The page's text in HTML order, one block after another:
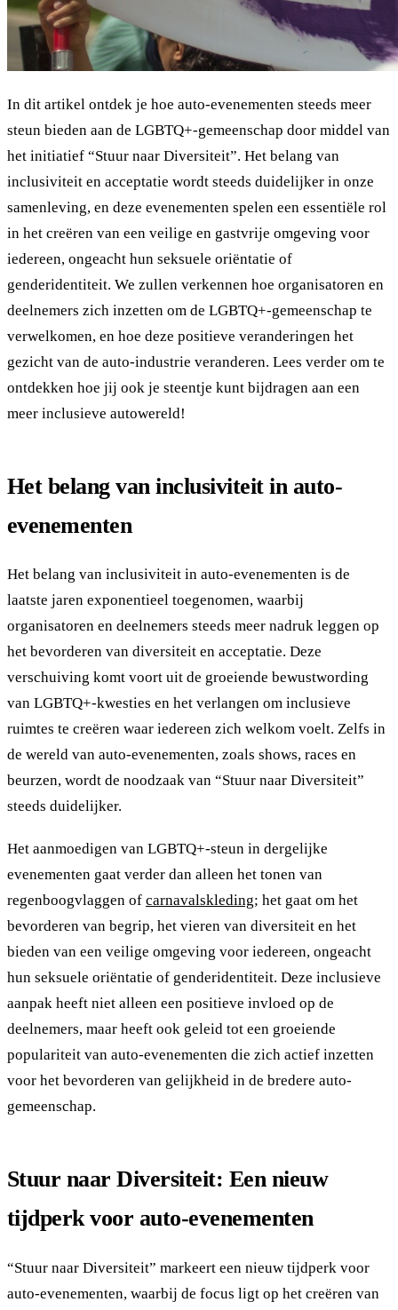
In dit artikel ontdek je hoe auto-evenementen steeds meer
steun bieden aan de LGBTQ+-gemeenschap door middel van
het initiatief “Stuur naar Diversiteit”. Het belang van
inclusiviteit en acceptatie wordt steeds duidelijker in onze
samenleving, en deze evenementen spelen een essentiële rol
in het creëren van een veilige en gastvrije omgeving voor
iedereen, ongeacht hun seksuele oriëntatie of
genderidentiteit. We zullen verkennen hoe organisatoren en
deelnemers zich inzetten om de LGBTQ+-gemeenschap te
verwelkomen, en hoe deze positieve veranderingen het
gezicht van de auto-industrie veranderen. Lees verder om te
ontdekken hoe jij ook je steentje kunt bijdragen aan een
meer inclusieve autowereld!
Het belang van inclusiviteit in auto-
evenementen
Het belang van inclusiviteit in auto-evenementen is de
laatste jaren exponentieel toegenomen, waarbij
organisatoren en deelnemers steeds meer nadruk leggen op
het bevorderen van diversiteit en acceptatie. Deze
verschuiving komt voort uit de groeiende bewustwording
van LGBTQ+-kwesties en het verlangen om inclusieve
ruimtes te creëren waar iedereen zich welkom voelt. Zelfs in
de wereld van auto-evenementen, zoals shows, races en
beurzen, wordt de noodzaak van “Stuur naar Diversiteit”
steeds duidelijker.
Het aanmoedigen van LGBTQ+-steun in dergelijke
evenementen gaat verder dan alleen het tonen van
regenboogvlaggen of carnavalskleding; het gaat om het
bevorderen van begrip, het vieren van diversiteit en het
bieden van een veilige omgeving voor iedereen, ongeacht
hun seksuele oriëntatie of genderidentiteit. Deze inclusieve
aanpak heeft niet alleen een positieve invloed op de
deelnemers, maar heeft ook geleid tot een groeiende
populariteit van auto-evenementen die zich actief inzetten
voor het bevorderen van gelijkheid in de bredere auto-
gemeenschap.
Stuur naar Diversiteit: Een nieuw
tijdperk voor auto-evenementen
“Stuur naar Diversiteit” markeert een nieuw tijdperk voor
auto-evenementen, waarbij de focus ligt op het creëren van